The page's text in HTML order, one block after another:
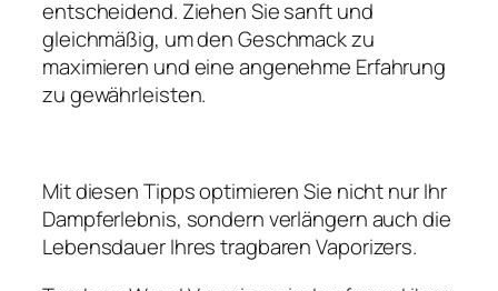
entscheidend. Ziehen Sie sanft und
gleichmäßig, um den Geschmack zu
maximieren und eine angenehme Erfahrung
zu gewährleisten.
Mit diesen Tipps optimieren Sie nicht nur Ihr
Dampferlebnis, sondern verlängern auch die
Lebensdauer Ihres tragbaren Vaporizers.